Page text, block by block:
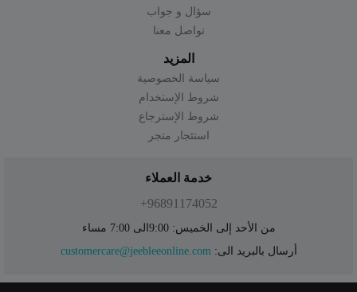
سؤال و جواب
تواصل معنا
المزيد
سياسة الخصوصية
شروط الإستخدام
شروط الإسترجاع
استئجار متجر
خدمة العملاء
96891174052+
من الأحد إلى الخميس: 9:00الى 7:00 مساء
أرسال بالبريد الى: customercare@jeebleeonline.com